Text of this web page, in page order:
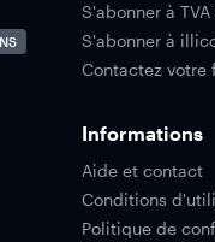
S'abonner à
S'abonner à
Contactez votre
Informations
Aide et contact
Conditions
Politique de